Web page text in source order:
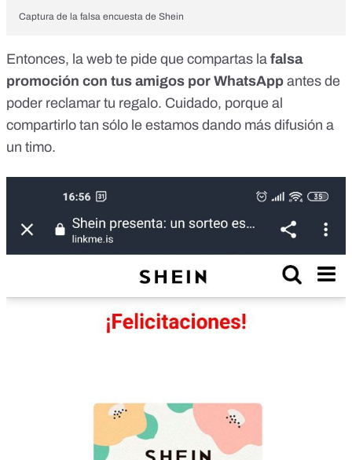
Captura de la falsa encuesta de Shein
Entonces, la web te pide que compartas la falsa
promoción con tus amigos por WhatsApp antes de
poder reclamar tu regalo. Cuidado, porque al
compartirlo tan sólo le estamos dando más difusión a
un timo.